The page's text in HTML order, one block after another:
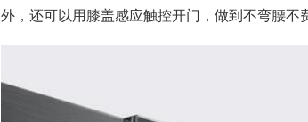
外，还可以用膝盖感应触控开门，做到不弯腰不